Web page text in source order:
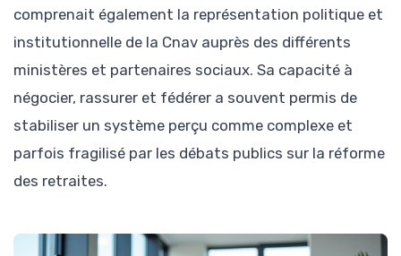
comprenait également la représentation politique et
institutionnelle de la Cnav auprès des différents
ministères et partenaires sociaux. Sa capacité à
négocier, rassurer et fédérer a souvent permis de
stabiliser un système perçu comme complexe et
parfois fragilisé par les débats publics sur la réforme
des retraites.